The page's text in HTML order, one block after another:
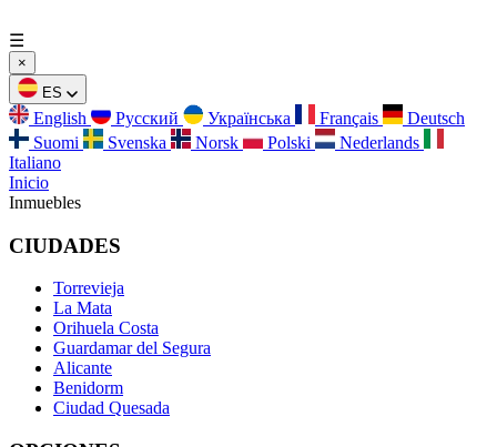
☰
×
ES
English Русский Українська Français
Deutsch
Suomi
Svenska Norsk Polski
Nederlands
Italiano
Inicio
Inmuebles
CIUDADES
Torrevieja
La Mata
Orihuela Costa
Guardamar del Segura
Alicante
Benidorm
Ciudad Quesada